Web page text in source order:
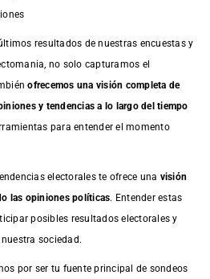
resultados de nuestras encuestasy
no solo capturamos el
ofrecemos una visión completa de
y tendencias a lo largo del tiempo
para entender el momento
electorales te ofrece una visión
las opiniones políticas. Entender estas
posibles resultados electorales y
sociedad.
por ser tu fuente principal de sondeos